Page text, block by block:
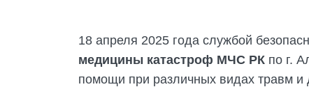
18 апреля 2025 года службой
медицины катастроф МЧС РКпо г.
помощи при различных видах травм и